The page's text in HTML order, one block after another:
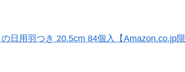
日用羽つき 20.5cm 84個入【Amazon.co.jp限